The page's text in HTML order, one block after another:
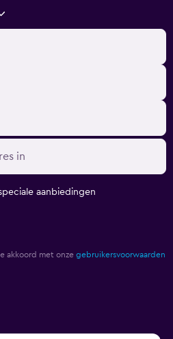
aanbiedingen
akkoord met onze gebruikersvoorwaarden